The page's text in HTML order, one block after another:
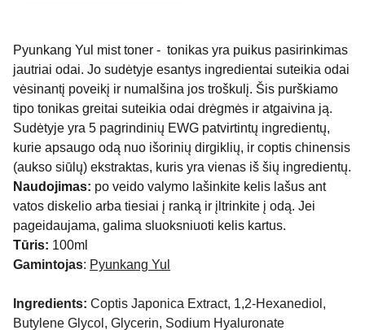
Pyunkang Yul mist toner - tonikas yra puikus pasirinkimas
jautriai odai. Jo sudėtyje esantys ingredientai suteikia odai
vėsinantį poveikį ir numalšina jos troškulį. Šis purškiamo
tipo tonikas greitai suteikia odai drėgmės ir atgaivina ją.
Sudėtyje yra 5 pagrindinių EWG patvirtintų ingredientų,
kurie apsaugo odą nuo išorinių dirgiklių, ir coptis chinensis
(aukso siūlų) ekstraktas, kuris yra vienas iš šių ingredientų.
Naudojimas: po veido valymo lašinkite kelis lašus ant
vatos diskelio arba tiesiai į ranką ir įltrinkite į odą. Jei
pageidaujama, galima sluoksniuoti kelis kartus.
Tūris: 100ml
Gamintojas: Pyunkang Yul
Ingredients: Coptis Japonica Extract, 1,2-Hexanediol,
Butylene Glycol, Glycerin, Sodium Hyaluronate